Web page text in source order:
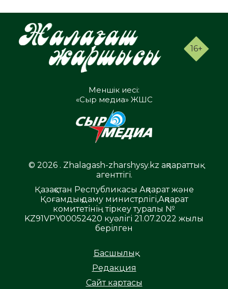
16+
Меншік иесі:
«Сыр медиа» ЖШС
© 2026 . Zhalagash-zharshysy.kz ақпараттық
агенттігі.
Қазақстан Республикасы Ақпарат және
Қоғамдық даму министрлігі,Ақпарат
комитетінің тіркеу туралы №
KZ91VPY00052420 куәлігі 21.07.2022 жылы
берілген
Басшылық
Редакция
Сайт картасы